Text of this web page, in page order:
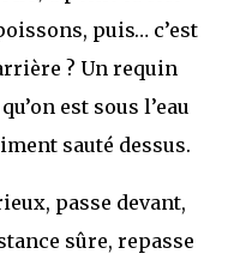
puis… c’est
? Un requin
est sous l’eau
sauté dessus.
passe devant,
sûre, repasse